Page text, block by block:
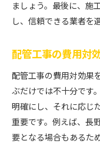
ましょう。最後に、施
し、信頼できる業者を
配管工事の費用対
配管工事の費用対効果
ぶだけでは不十分です
明確にし、それに応じ
重要です。例えば、長
要となる場合もあるた